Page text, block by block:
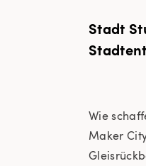
Stadt
Wie
Maker